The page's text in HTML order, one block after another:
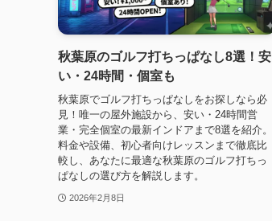
秋葉原のゴルフ打ちっぱなし8選！安
い・24時間・個室も
秋葉原でゴルフ打ちっぱなしをお探しなら必
見！唯一の屋外施設から、安い・24時間営
業・完全個室の最新インドアまで8選を紹介。
料金や設備、初心者向けレッスンまで徹底比
較し、あなたに最適な秋葉原のゴルフ打ちっ
ぱなしの選び方を解説します。
2026年2月8日